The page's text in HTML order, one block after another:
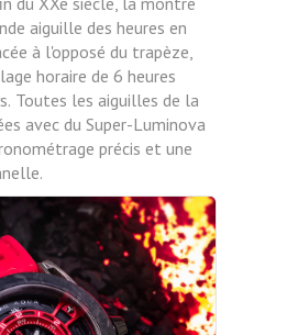
aiguille des heures en
à l'opposé du trapèze,
horaire de 6 heures
Toutes les aiguilles de la
avec du Super-Luminova
précis et une